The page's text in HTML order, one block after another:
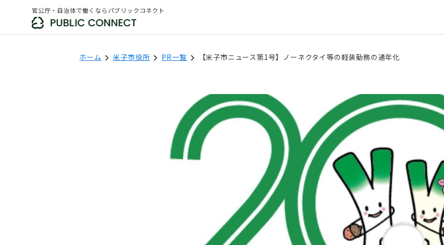
官公庁・自治体で働くならパブリックコネクト
ホーム 米子市役所 PR一覧 【米子市ニュース第1号】ノーネクタイ等の軽装勤務の通年化